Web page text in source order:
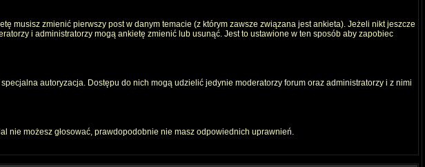
musisz zmienić pierwszy post w danym temacie (z którym zawsze związana jest ankieta). Jeżeli nikt jeszcze
i administratorzy mogą ankietę zmienić lub usunąć. Jest to ustawione w ten sposób aby zapobiec
autoryzacja. Dostępu do nich mogą udzielić jedynie moderatorzy forum oraz administratorzy i z nimi
nie możesz głosować, prawdopodobnie nie masz odpowiednich uprawnień.